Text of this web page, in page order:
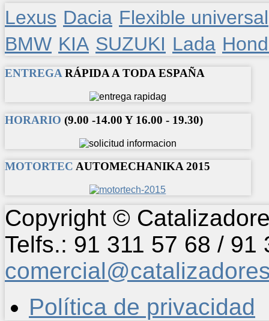
Lexus Dacia Flexible universal
BMW KIA SUZUKI Lada
ENTREGARÁPIDA A TODA ESPAÑA
HORARIO (9.00 -14.00 Y 16.00 - 19.30)
MOTORTEC AUTOMECHANIKA 2015
Copyright ©
Telfs.: 91 311 57 68 /
Política de privacidad